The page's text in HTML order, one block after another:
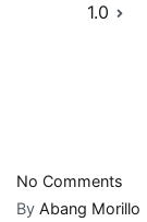
1.0
No Comments
081
By Abang Morillo